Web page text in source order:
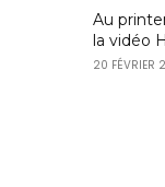
Au
la vidéo
20 FÉVRIER